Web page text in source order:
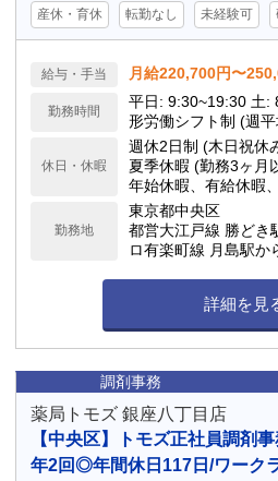
産休・育休 転勤なし 未経験可
給与・手当 月給220,700円〜
勤務時間
平日: 9:30~19:30 土: 8:30~14:00 休憩60分。 変
形労働シフト制 (週平
休日・休暇
週休2日制 (木日祝休み)。 年間休日120
夏季休暇 (勤務3ヶ月
年始休暇、有給休暇
暇、育児休暇あり。 有休取得率100%。 月1シ
フト提出。
勤務地
東京都中央区
都営大江戸線 勝どき
ロ有楽町線 月島駅か
詳細を見
調剤事務
薬局トモズ 銀座八丁目店
【中央区】トモズ正社員調剤
年2回◎年間休日117日/ワーク